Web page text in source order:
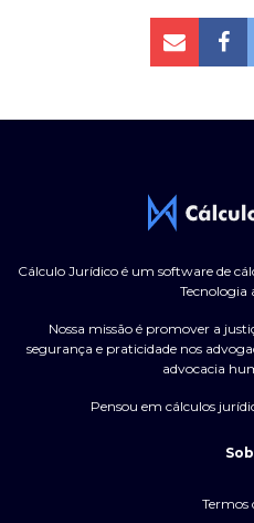
Cálculo Jurídico é um software de
Tecnologia
Nossa missão é promover a
segurança e praticidade nos
advocacia
Pensou em cálculos
Termos